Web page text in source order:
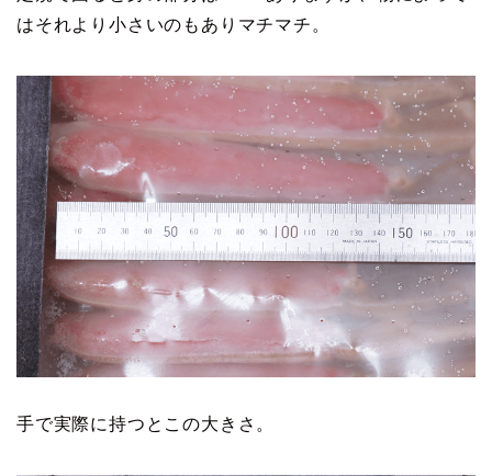
はそれより小さいのもありマチマチ。
手で実際に持つとこの大きさ。